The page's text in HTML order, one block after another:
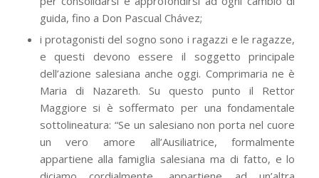
guida, fino a Don Pascual Chávez;
i protagonisti del sogno sono i ragazzi e le ragazze,
e questi devono essere il soggetto principale
dell’azione salesiana anche oggi. Comprimaria ne è
Maria di Nazareth. Su questo punto il Rettor
Maggiore si è soffermato per una fondamentale
sottolineatura: “Se un salesiano non porta nel cuore
un vero amore all’Ausiliatrice, formalmente
appartiene alla famiglia salesiana ma di fatto, e lo